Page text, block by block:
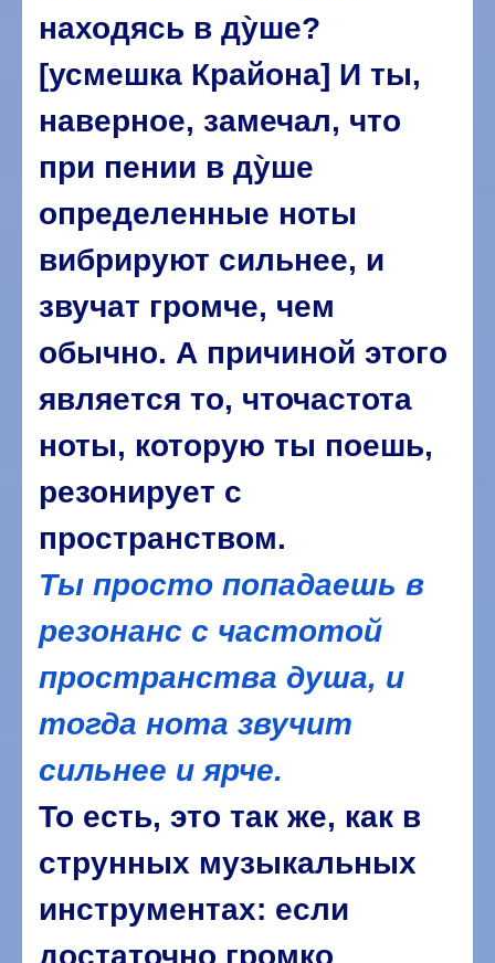
находясь в дỳше?
[усмешка Крайона] И ты,
наверное, замечал, что
при пении в дỳше
определенные ноты
вибрируют сильнее, и
звучат громче, чем
обычно. А причиной этого
является то, чточастота
ноты, которую ты поешь,
резонирует с
пространством.
Ты просто попадаешь в
резонанс с частотой
пространства душа, и
тогда нота звучит
сильнее и ярче.
То есть, это так же, как в
струнных музыкальных
инструментах: если
достаточно громко